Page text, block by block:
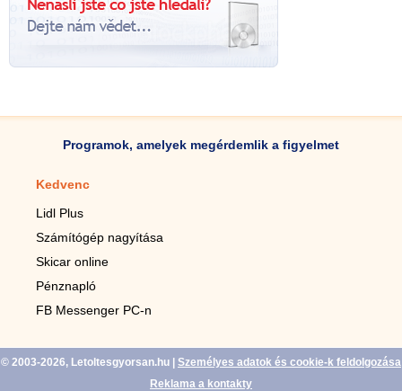
Programok, amelyek megérdemlik a figyelmet
Kedvenc
Lidl Plus
Számítógép nagyítása
Skicar online
Pénznapló
FB Messenger PC-n
© 2003-2026, Letoltesgyorsan.hu
Személyes adatok és cookie-k feldolgozása
Reklama a kontakty